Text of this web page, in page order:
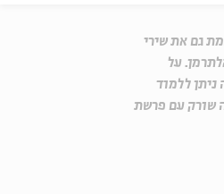
גם את שירי
על
ללמוד
שורק עם פרשת